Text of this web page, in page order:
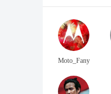
Moto_Fany